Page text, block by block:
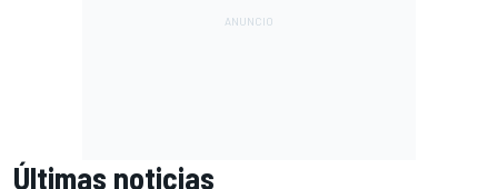
Últimas noticias